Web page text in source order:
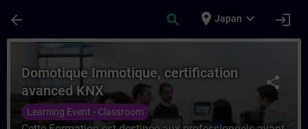
arrow_back search place Japan expand_more login
コース - Domotique Immotique,
share
Domotique Immotique, certification
avanced KNX
Learning Event - Classroom